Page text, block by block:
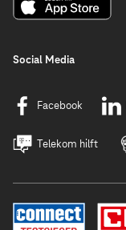
Social Media
Facebook
Telekom hilft